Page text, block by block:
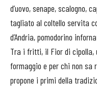
d’uovo, senape, scalogno,
tagliato al coltello servita
d’Andria, pomodorino
Tra i fritti, il Fior di cipolla,
formaggio e per chi non
propone i primi della